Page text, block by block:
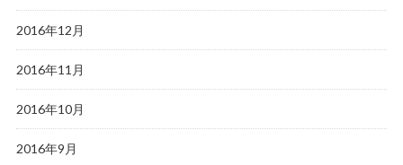
2016年12月
2016年11月
2016年10月
2016年9月